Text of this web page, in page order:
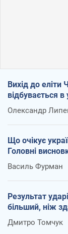
Вихід до
відбувається в
Олександр
Що очікує
Головні
Василь Фурман
Результат
більший, ніж
Дмитро Томчук